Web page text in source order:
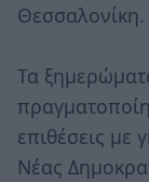
Θεσσαλονίκη.
Τα
επιθέσεις με
Νέας